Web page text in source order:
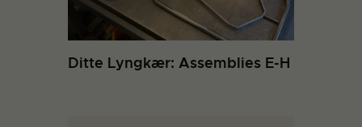
Ditte Lyngkær: Assemblies E-H